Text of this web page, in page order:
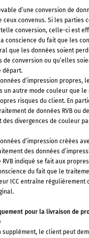
d’une conversion de
ceux convenus. Si les parties
conversion, celle-ci est
conscience du fait que les
que les données soient
de conversion ou qu’elles
départ.
d’impression propres,
un autre mode couleur que
risques du client. En
de données RVB ou
des divergences de couleur
d’impression créées
des données
indiqué se fait aux
du fait que le
ICC entraîne régulièrement
pour la livraison de
supplément, le client peut